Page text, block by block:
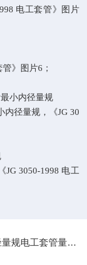
电工套管》图片
管》图片6 ；
小内径量规
内径量规，《JG 30
JG 3050-1998 电工
JG3050-3硬质套管最小外径量规电工套管量规的使用说明